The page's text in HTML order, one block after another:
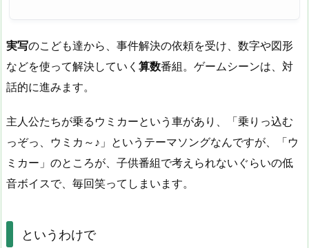
実写のこども達から、事件解決の依頼を受け、数字や図形
などを使って解決していく 算数番組。ゲームシーンは、対
話的に進みます。
主人公たちが乗るウミカーという車があり、「乗りっ込む
っぞっ、ウミカ～♪」というテーマソングなんですが、「ウ
ミカー」のところが、子供番組で考えられないぐらいの低
音ボイスで、毎回笑ってしまいます。
というわけで